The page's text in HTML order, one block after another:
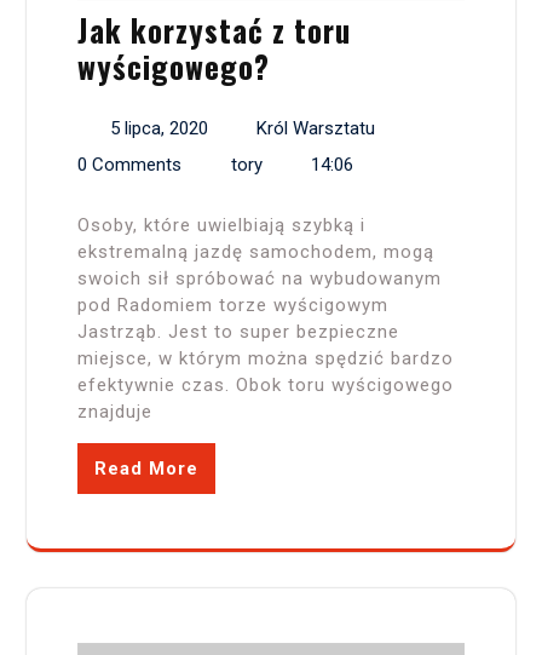
Jak korzystać z toru
wyścigowego?
5 lipca, 2020
Król Warsztatu
0 Comments
tory 14:06
Osoby, które uwielbiają szybką i
ekstremalną jazdę samochodem, mogą
swoich sił spróbować na wybudowanym
pod Radomiem torze wyścigowym
Jastrząb. Jest to super bezpieczne
miejsce, w którym można spędzić bardzo
efektywnie czas. Obok toru wyścigowego
znajduje
Read More